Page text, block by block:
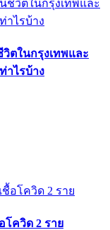
ตในกรุงเทพและ
าไรบ้าง
ควิด 2 ราย